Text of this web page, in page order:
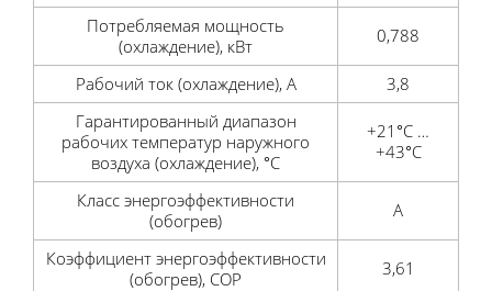
Потребляемая мощность
(охлаждение), кВт
0,788
Рабочий ток (охлаждение), А
3,8
Гарантированный диапазон
рабочих температур наружного
воздуха (охлаждение), °С
+21°C …
+43°С
Класс энергоэффективности
(обогрев)
А
Коэффициент энергоэффективности
(обогрев), COP
3,61